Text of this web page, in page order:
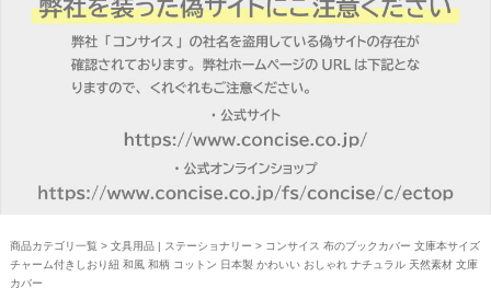
商品カテゴリ一覧 > 文具用品 | ステーショナリー > コンサイス 布のブックカバー 文庫本サイズ
チャーム付きしおり紐 和風 和柄 コットン 日本製 かわいい おしゃれ ナチュラル 天然素材 文庫
カバー